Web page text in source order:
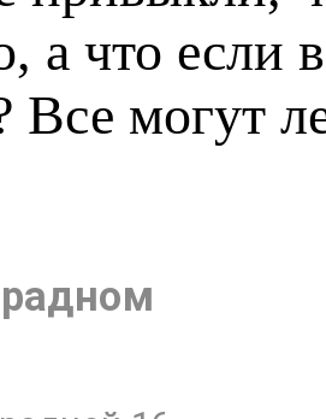
а что если
Все могут